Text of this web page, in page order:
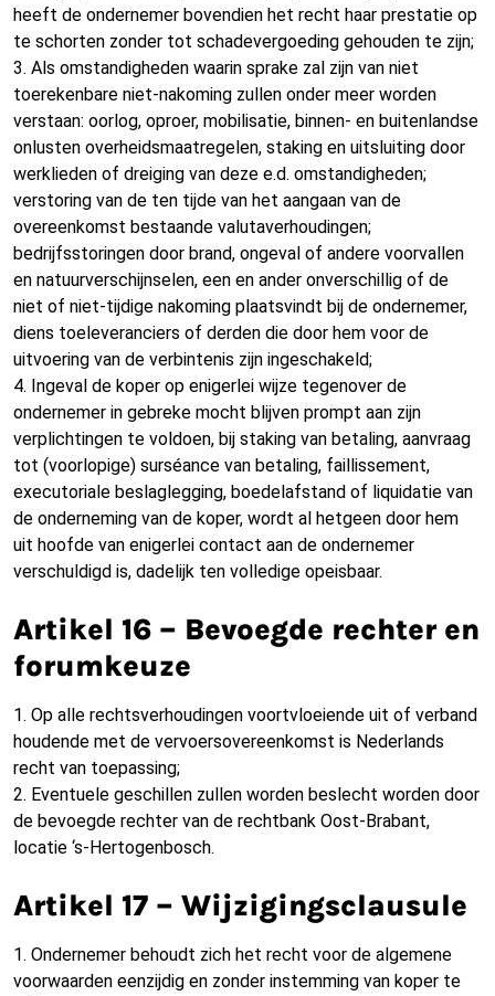
heeft de ondernemer bovendien het recht haar prestatie op
te schorten zonder tot schadevergoeding gehouden te zijn;
3. Als omstandigheden waarin sprake zal zijn van niet
toerekenbare niet-nakoming zullen onder meer worden
verstaan: oorlog, oproer, mobilisatie, binnen- en buitenlandse
onlusten overheidsmaatregelen, staking en uitsluiting door
werklieden of dreiging van deze e.d. omstandigheden;
verstoring van de ten tijde van het aangaan van de
overeenkomst bestaande valutaverhoudingen;
bedrijfsstoringen door brand, ongeval of andere voorvallen
en natuurverschijnselen, een en ander onverschillig of de
niet of niet-tijdige nakoming plaatsvindt bij de ondernemer,
diens toeleveranciers of derden die door hem voor de
uitvoering van de verbintenis zijn ingeschakeld;
4. Ingeval de koper op enigerlei wijze tegenover de
ondernemer in gebreke mocht blijven prompt aan zijn
verplichtingen te voldoen, bij staking van betaling, aanvraag
tot (voorlopige) surséance van betaling, faillissement,
executoriale beslaglegging, boedelafstand of liquidatie van
de onderneming van de koper, wordt al hetgeen door hem
uit hoofde van enigerlei contact aan de ondernemer
verschuldigd is, dadelijk ten volledige opeisbaar.
Artikel 16 – Bevoegde rechter en
forumkeuze
1. Op alle rechtsverhoudingen voortvloeiende uit of verband
houdende met de vervoersovereenkomst is Nederlands
recht van toepassing;
2. Eventuele geschillen zullen worden beslecht worden door
de bevoegde rechter van de rechtbank Oost-Brabant,
locatie ‘s-Hertogenbosch.
Artikel 17 – Wijzigingsclausule
1. Ondernemer behoudt zich het recht voor de algemene
voorwaarden eenzijdig en zonder instemming van koper te